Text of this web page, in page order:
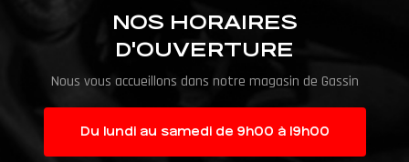
NOS HORAIRES
D'OUVERTURE
Nous vous accueillons dans notre magasin de Gassin
Du lundi au samedi de 9h00 à 19h00